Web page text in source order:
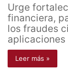
Urge
financiera,
los fraudes
Leer más »